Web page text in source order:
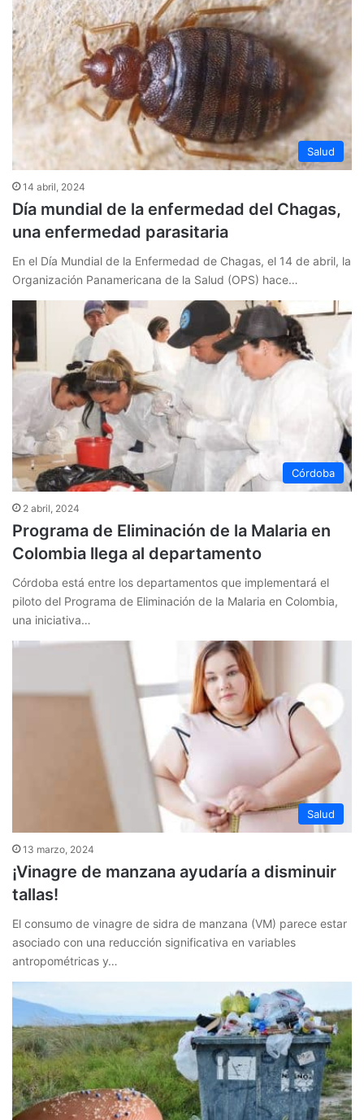
Salud
14 abril, 2024
Día mundial de la enfermedad del Chagas,
una enfermedad parasitaria
En el Día Mundial de la Enfermedad de Chagas, el 14 de abril, la
Organización Panamericana de la Salud (OPS) hace…
Córdoba
2 abril, 2024
Programa de Eliminación de la Malaria en
Colombia llega al departamento
Córdoba está entre los departamentos que implementará el
piloto del Programa de Eliminación de la Malaria en Colombia,
una iniciativa…
Salud
13 marzo, 2024
¡Vinagre de manzana ayudaría a disminuir
tallas!
El consumo de vinagre de sidra de manzana (VM) parece estar
asociado con una reducción significativa en variables
antropométricas y…